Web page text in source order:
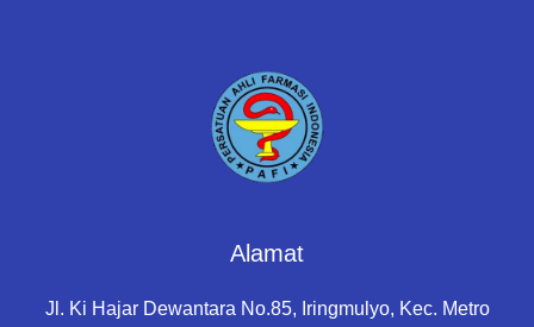
Alamat
Jl. Ki Hajar Dewantara No.85, Iringmulyo, Kec. Metro